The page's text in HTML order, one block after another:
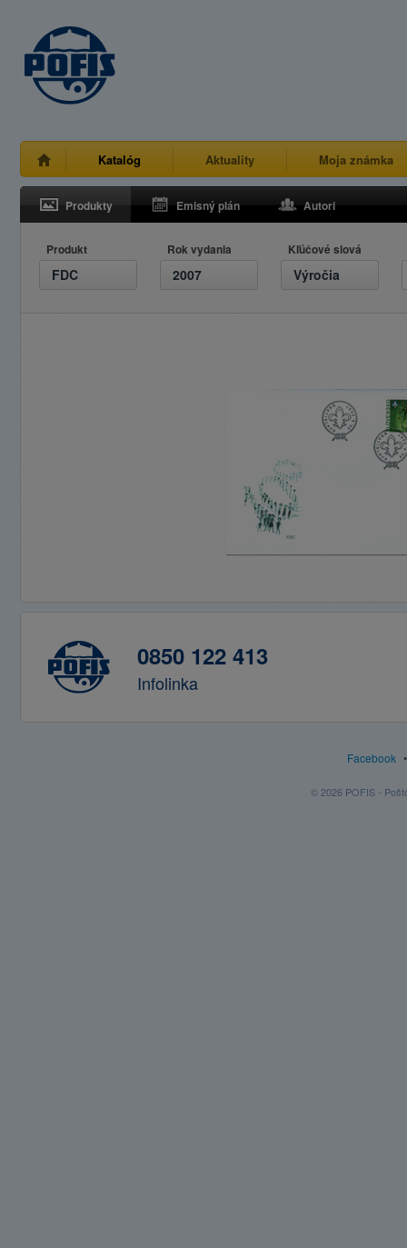
Katalóg Aktuality Moja známka
Produkty Emisný plán Autori
Produkt
FDC
Rok vydania
2007
Kľúčové slová
Výročia
0850 122 413
Infolinka
Facebook
© 2026 POFIS -